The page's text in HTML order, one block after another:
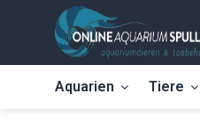
Aquarien Tiere